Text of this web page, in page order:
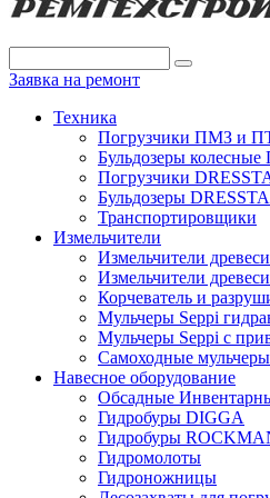
Заявка на ремонт
Техника
Погрузчики ПМЗ и
Бульдозеры
Погрузчики
Бульдозеры DRESSTA
Транспортировщики
Измельчители
Измельчители
Измельчители
Корчеватель и
Мульчеры Seppi
Мульчеры Seppi с
Самоходные
Навесное оборудование
Обсадные
Гидробуры DIGGA
Гидробуры
Гидромолоты
Гидроножницы